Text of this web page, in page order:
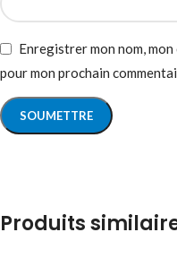
Enregistrer mon nom,
pour mon prochain
Produits